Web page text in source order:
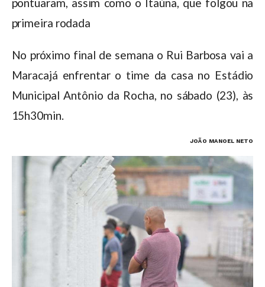
primeira rodada
No próximo final de semana o Rui Barbosa vai a
Maracajá enfrentar o time da casa no Estádio
Municipal Antônio da Rocha, no sábado (23), às
15h30min.
JOÃO MANOEL NETO